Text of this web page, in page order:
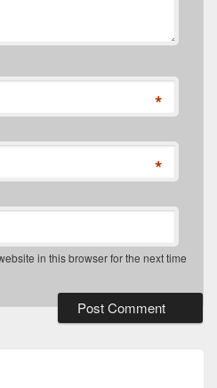
*
*
in this browser for the next time